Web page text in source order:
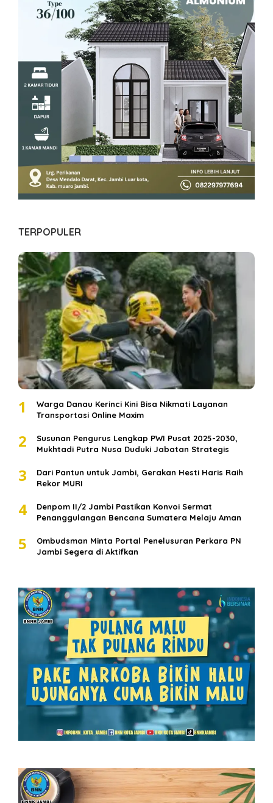
TERPOPULER
1
Warga Danau Kerinci Kini Bisa Nikmati Layanan
Transportasi Online Maxim
2
Susunan Pengurus Lengkap PWI Pusat 2025-2030,
Mukhtadi Putra Nusa Duduki Jabatan Strategis
3
Dari Pantun untuk Jambi, Gerakan Hesti Haris Raih
Rekor MURI
4
Denpom II/2 Jambi Pastikan Konvoi Sermat
Penanggulangan Bencana Sumatera Melaju Aman
5
Ombudsman Minta Portal Penelusuran Perkara PN
Jambi Segera di Aktifkan